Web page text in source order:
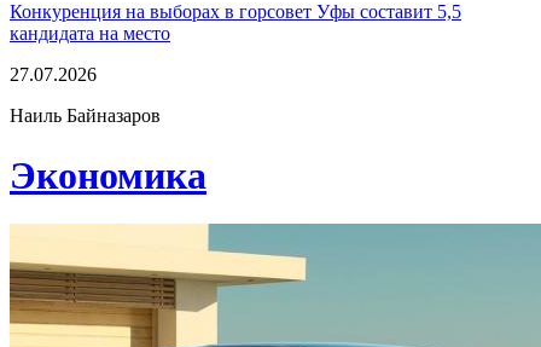
Конкуренция на выборах в горсовет Уфы составит 5,5
кандидата на место
27.07.2026
Наиль Байназаров
Экономика